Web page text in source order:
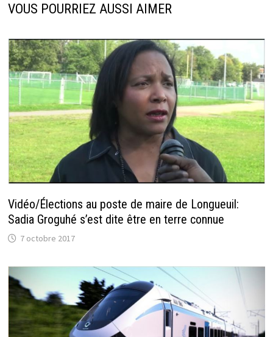
VOUS POURRIEZ AUSSI AIMER
Vidéo/Élections au poste de maire de Longueuil:
Sadia Groguhé s’est dite être en terre connue
7 octobre 2017